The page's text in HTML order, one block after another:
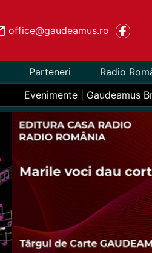
office@gaudeamus.ro
Parteneri
Radio
Evenimente | Gaudeamus